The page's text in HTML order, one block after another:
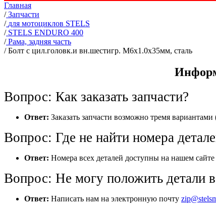
Главная
/ Запчасти
/ для мотоциклов STELS
/ STELS ENDURO 400
/ Рама, задняя часть
/Болт с цил.головк.и вн.шестигр. M6х1.0х35мм, сталь
Вопрос: Как заказать запчасти?
Ответ: Заказать запчасти возможно тремя
Вопрос: Где не найти номера
Ответ: Номера всех деталей доступны на нашем сайте
Вопрос: Не могу положить детали в
Ответ: Написать нам на электронную почту